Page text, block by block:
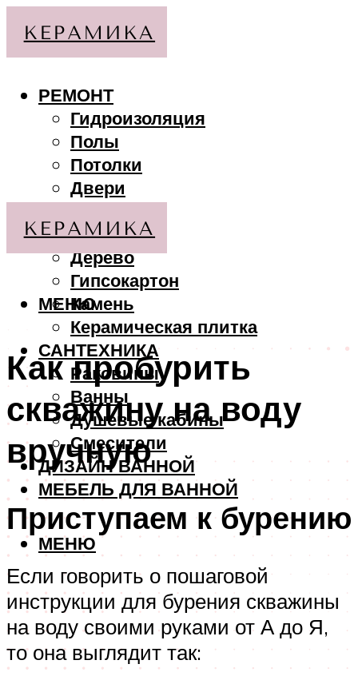
РЕМОНТ
Гидроизоляция
Полы
Потолки
Двери
МАТЕРИАЛЫ
Дерево
Гипсокартон
Камень
Керамическая плитка
САНТЕХНИКА
Раковины
Ванны
Душевые кабины
Смесители
ДИЗАЙН ВАННОЙ
МЕБЕЛЬ ДЛЯ ВАННОЙ
МЕНЮ
МЕНЮ
Как пробурить
скважину на воду
вручную
Приступаем к бурению
Если говорить о пошаговой
инструкции для бурения скважины
на воду своими руками от А до Я,
то она выглядит так: